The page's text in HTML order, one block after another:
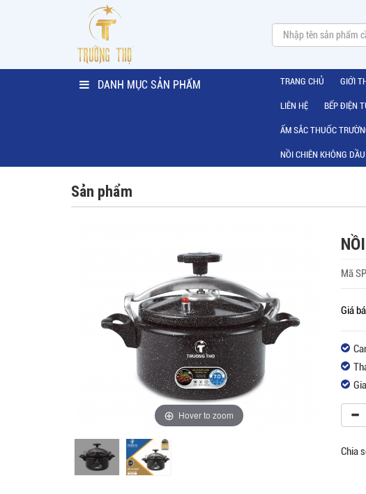
DANH MỤC SẢN PHẨM TRANG CHỦ GIỚI
LIÊN HỆ BẾP ĐIỆN
ẤM SẮC THUỐC
NỒI CHIÊN KHÔNG DẦU
Sản phẩm
Hover to zoom
Mã
Giá
Chia